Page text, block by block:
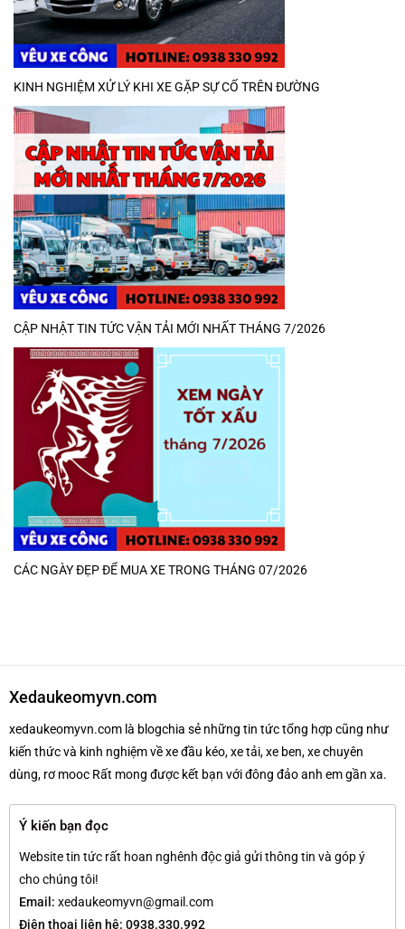
KINH NGHIỆM XỬ LÝ KHI XE GẶP SỰ CỐ TRÊN ĐƯỜNG
CẬP NHẬT TIN TỨC VẬN TẢI MỚI NHẤT THÁNG 7/2026
CÁC NGÀY ĐẸP ĐỂ MUA XE TRONG THÁNG 07/2026
Xedaukeomyvn.com
xedaukeomyvn.com là blogchia sẻ những tin tức tổng hợp cũng như
kiến thức và kinh nghiệm về xe đầu kéo, xe tải, xe ben, xe chuyên
dùng, rơ mooc Rất mong được kết bạn với đông đảo anh em gần xa.
Ý kiến bạn đọc
Website tin tức rất hoan nghênh độc giả gửi thông tin và góp ý
cho chúng tôi!
Email: xedaukeomyvn@gmail.com
Điện thoại liên hệ: 0938.330.992